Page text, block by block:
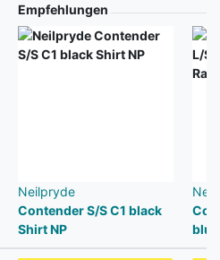
Empfehlungen
Neilpryde
Contender S/S C1 black
Shirt NP